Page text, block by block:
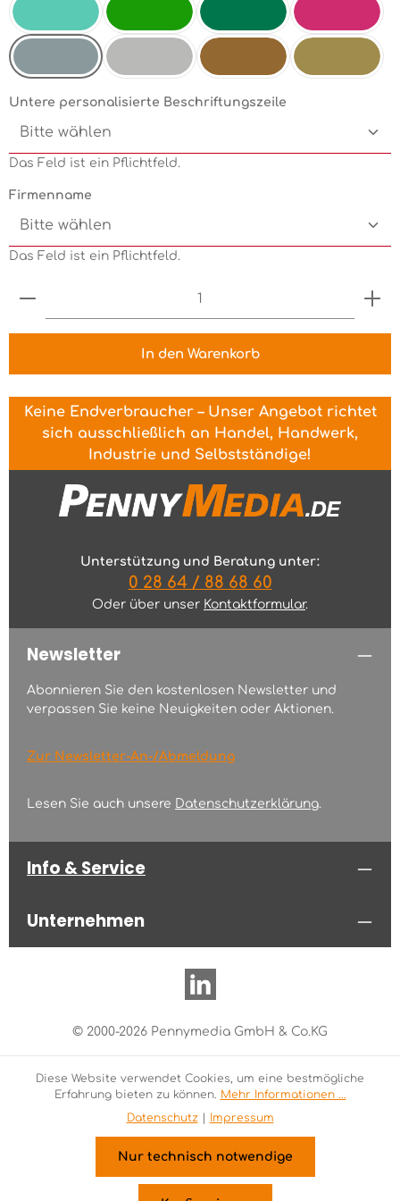
Mint Electricgreen Grün Pink
Untere personalisierte Beschriftungszeile
Das Feld ist ein Pflichtfeld.
Firmenname
Das Feld ist ein Pflichtfeld.
Produkt Anzahl: Gib den gewünschten Wert
In den Warenkorb
Keine Endverbraucher – Unser Angebot richtet
sich ausschließlich an Handel, Handwerk,
Industrie und Selbstständige!
Unterstützung und Beratung unter:
0 28 64 / 88 68 60
Oder über unser Kontaktformular.
Newsletter
Abonnieren Sie den kostenlosen Newsletter und
verpassen Sie keine Neuigkeiten oder Aktionen.
Zur Newsletter-An-/Abmeldung
Lesen Sie auch unsere Datenschutzerklärung.
Info & Service
Unternehmen
© 2000-2026 Pennymedia GmbH & Co.KG
Diese Website verwendet Cookies, um eine bestmögliche
Erfahrung bieten zu können. Mehr Informationen ...
Datenschutz| Impressum
Nur technisch notwendige